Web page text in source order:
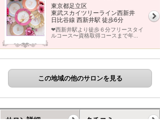
東京都足立区
東武スカイツリーライン西新井
日比谷線 西新井駅 徒歩6分
❤︎西新井駅より徒歩６分フリースタイ
ルコース〜資格取得コースまで年...
この地域の他のサロンを見る
サロン詳細 クチコミ